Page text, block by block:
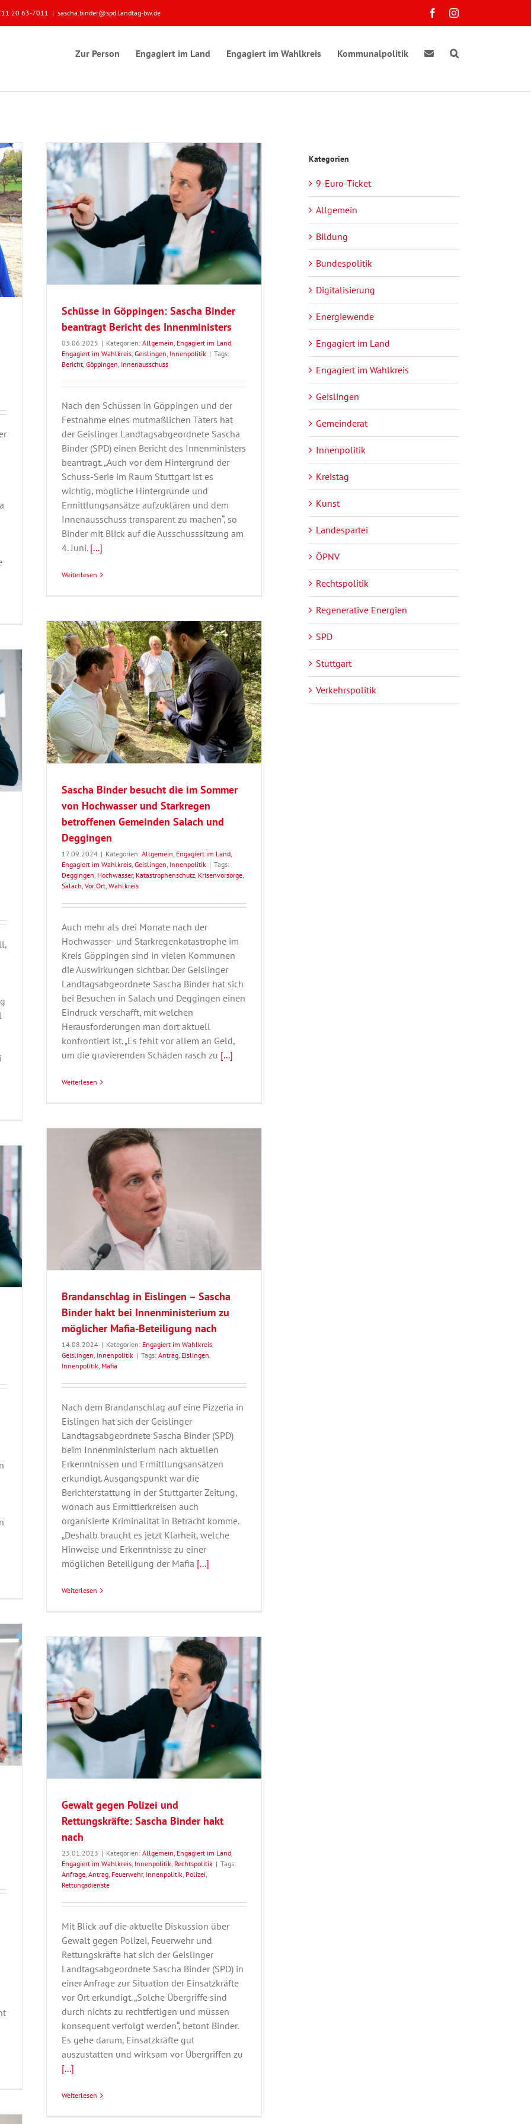
20 63-7011 | sascha.binder@spd.landtag-bw.de FacebookInstagram
Zur Person Engagiert im Land Engagiert im Wahlkreis Kommunalpolitik
Schüsse in Göppingen: Sascha Binder
beantragt Bericht des Innenministers
03.06.2025 | Kategorien: Allgemein, Engagiert im Land,
Engagiert im Wahlkreis, Geislingen, Innenpolitik | Tags:
Bericht, Göppingen, Innenausschuss
Nach den Schüssen in Göppingen und der
Festnahme eines mutmaßlichen Täters hat
der Geislinger Landtagsabgeordnete Sascha
Binder (SPD) einen Bericht des Innenministers
beantragt. „Auch vor dem Hintergrund der
Schuss-Serie im Raum Stuttgart ist es
wichtig, mögliche Hintergründe und
Ermittlungsansätze aufzuklären und dem
Innenausschuss transparent zu machen“, so
Binder mit Blick auf die Ausschusssitzung am
4. Juni. [...]
Weiterlesen
Sascha Binder besucht die im Sommer
von Hochwasser und Starkregen
betroffenen Gemeinden Salach und
Deggingen
17.09.2024 | Kategorien: Allgemein, Engagiert im Land,
Engagiert im Wahlkreis, Geislingen, Innenpolitik | Tags:
Deggingen, Hochwasser, Katastrophenschutz, Krisenvorsorge,
Salach, Vor Ort, Wahlkreis
Auch mehr als drei Monate nach der
Hochwasser- und Starkregenkatastrophe im
Kreis Göppingen sind in vielen Kommunen
die Auswirkungen sichtbar. Der Geislinger
Landtagsabgeordnete Sascha Binder hat sich
bei Besuchen in Salach und Deggingen einen
Eindruck verschafft, mit welchen
Herausforderungen man dort aktuell
konfrontiert ist. „Es fehlt vor allem an Geld,
um die gravierenden Schäden rasch zu [...]
Weiterlesen
hakt
Brandanschlag in Eislingen – Sascha
Binder hakt bei Innenministerium zu
möglicher Mafia-Beteiligung nach
14.08.2024 | Kategorien: Engagiert im Wahlkreis,
Geislingen, Innenpolitik | Tags: Antrag, Eislingen,
Innenpolitik, Mafia
Nach dem Brandanschlag auf eine Pizzeria in
Eislingen hat sich der Geislinger
Landtagsabgeordnete Sascha Binder (SPD)
beim Innenministerium nach aktuellen
Erkenntnissen und Ermittlungsansätzen
erkundigt. Ausgangspunkt war die
Berichterstattung in der Stuttgarter Zeitung,
wonach aus Ermittlerkreisen auch
organisierte Kriminalität in Betracht komme.
„Deshalb braucht es jetzt Klarheit, welche
Hinweise und Erkenntnisse zu einer
möglichen Beteiligung der Mafia [...]
Weiterlesen
Gewalt gegen Polizei und
Rettungskräfte: Sascha Binder hakt
nach
23.01.2023 | Kategorien: Allgemein, Engagiert im Land,
Engagiert im Wahlkreis, Innenpolitik, Rechtspolitik | Tags:
Anfrage, Antrag, Feuerwehr, Innenpolitik, Polizei,
Rettungsdienste
Mit Blick auf die aktuelle Diskussion über
Gewalt gegen Polizei, Feuerwehr und
Rettungskräfte hat sich der Geislinger
Landtagsabgeordnete Sascha Binder (SPD) in
einer Anfrage zur Situation der Einsatzkräfte
vor Ort erkundigt. „Solche Übergriffe sind
durch nichts zu rechtfertigen und müssen
konsequent verfolgt werden“, betont Binder.
Es gehe darum, Einsatzkräfte gut
auszustatten und wirksam vor Übergriffen zu
[...]
Weiterlesen
Kategorien
9-Euro-Ticket
Allgemein
Bildung
Bundespolitik
Digitalisierung
Energiewende
Engagiert im Land
Engagiert im Wahlkreis
Geislingen
Gemeinderat
Innenpolitik
Kreistag
Kunst
Landespartei
ÖPNV
Rechtspolitik
Regenerative Energien
SPD
Stuttgart
Verkehrspolitik